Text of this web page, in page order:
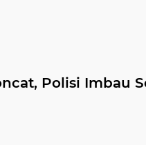
Polisi Imbau